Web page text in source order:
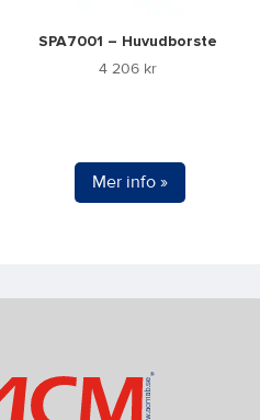
SPA7001 – Huvudborste
4 206 kr
Mer info »